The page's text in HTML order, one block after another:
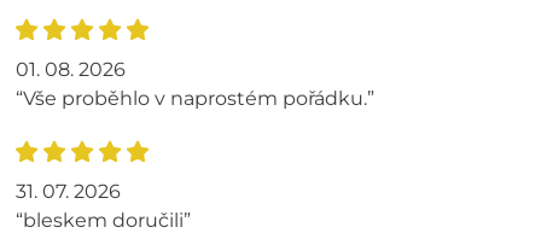
01. 08. 2026
“Vše proběhlo v naprostém pořádku.”
31. 07. 2026
“bleskem doručili”